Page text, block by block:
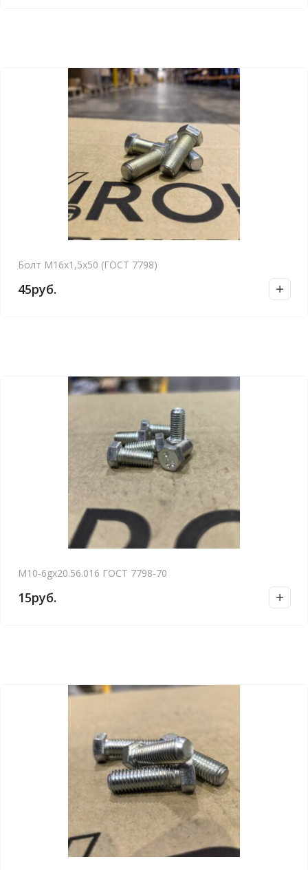
Болт М16х1,5х50 (ГОСТ 7798)
45руб.
М10-6gх20.56.016 ГОСТ 7798-70
15руб.